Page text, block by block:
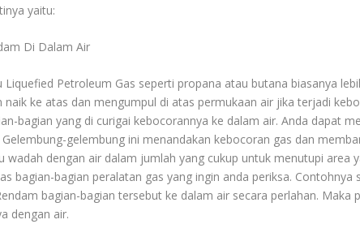
yaitu:
Di Dalam Air
Liquefied Petroleum Gas seperti propana atau butana biasanya
naik ke atas dan mengumpul di atas permukaan air jika terjadi
bagian yang di curigai kebocorannya ke dalam air. Anda dapat
gelembung ini menandakan kebocoran gas dan
wadah dengan air dalam jumlah yang cukup untuk menutupi area
bagian-bagian peralatan gas yang ingin anda periksa.
bagian-bagian tersebut ke dalam air secara perlahan. Maka
dengan air.